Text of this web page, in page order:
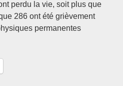
perdu la vie, soit plus que
286 ont été grièvement
permanentes